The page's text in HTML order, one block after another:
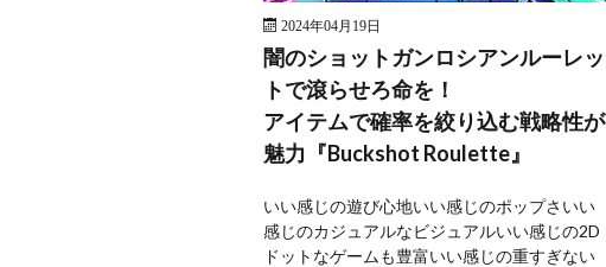
2024年04月19日
闇のショットガンロシアンルーレッ
トで滾らせろ命を！
アイテムで確率を絞り込む戦略性が
魅力『Buckshot Roulette』
いい感じの遊び心地いい感じのポップさいい
感じのカジュアルなビジュアルいい感じの2D
ドットなゲームも豊富いい感じの重すぎない